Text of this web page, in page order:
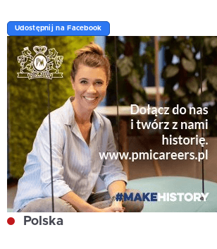
Udostępnij na Facebook
Polska